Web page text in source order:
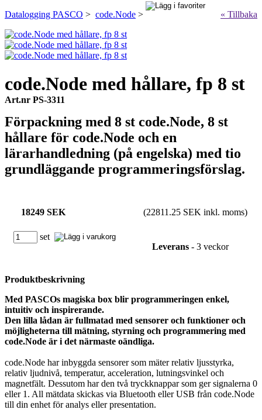
Datalogging PASCO > code.Node > « Tillbaka
code.Node med hållare, fp 8 st
Art.nr PS-3311
Förpackning med 8 st code.Node, 8 st
hållare för code.Node och en
lärarhandledning (på engelska) med tio
grundläggande programmeringsförslag.
18249 SEK (22811.25 SEK inkl. moms)
set
Leverans - 3 veckor
Produktbeskrivning
Med PASCOs magiska box blir programmeringen enkel,
intuitiv och inspirerande.
Den lilla lådan är fullmatad med sensorer och funktioner och
möjligheterna till mätning, styrning och programmering med
code.Node är i det närmaste oändliga.
code.Node har inbyggda sensorer som mäter relativ ljusstyrka,
relativ ljudnivå, temperatur, acceleration, lutningsvinkel och
magnetfält. Dessutom har den två tryckknappar som ger signalerna 0
eller 1. All mätdata skickas via Bluetooth eller USB från code.Node
till din enhet för analys eller presentation.